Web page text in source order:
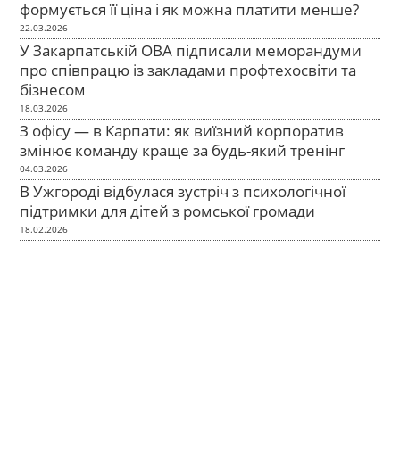
формується її ціна і як можна платити менше?
22.03.2026
У Закарпатській ОВА підписали меморандуми
про співпрацю із закладами профтехосвіти та
бізнесом
18.03.2026
З офісу — в Карпати: як виїзний корпоратив
змінює команду краще за будь-який тренінг
04.03.2026
В Ужгороді відбулася зустріч з психологічної
підтримки для дітей з ромської громади
18.02.2026